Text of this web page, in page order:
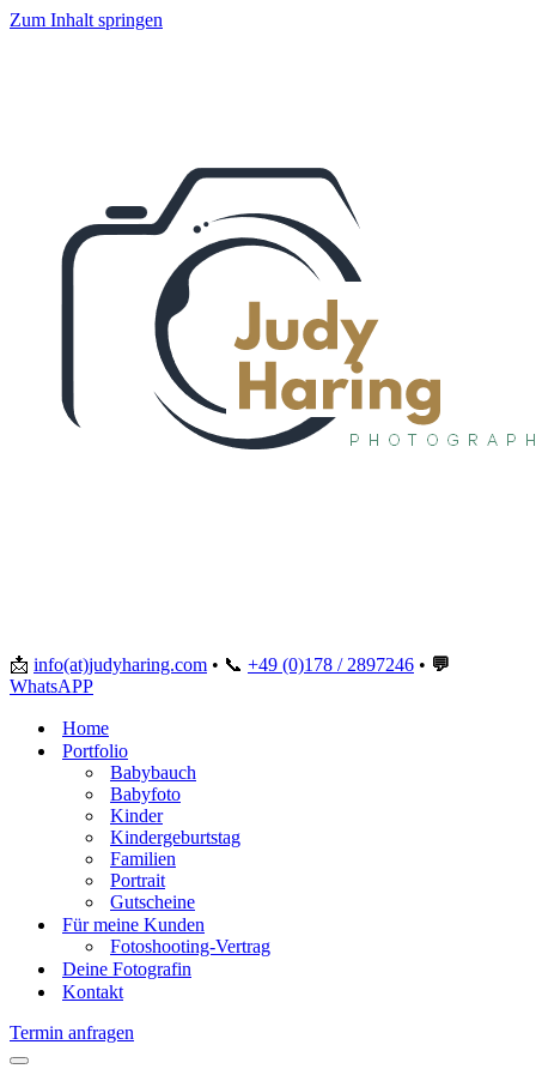
Zum Inhalt springen
📩 info(at)judyharing.com • 📞 +49 (0)178 / 2897246 • 💬
WhatsAPP
Home
Portfolio
Babybauch
Babyfoto
Kinder
Kindergeburtstag
Familien
Portrait
Gutscheine
Für meine Kunden
Fotoshooting-Vertrag
Deine Fotografin
Kontakt
Termin anfragen
Navigationsmenü